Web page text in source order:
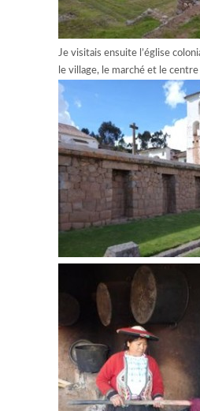
Je visitais ensuite l’église
le village, le marché et le